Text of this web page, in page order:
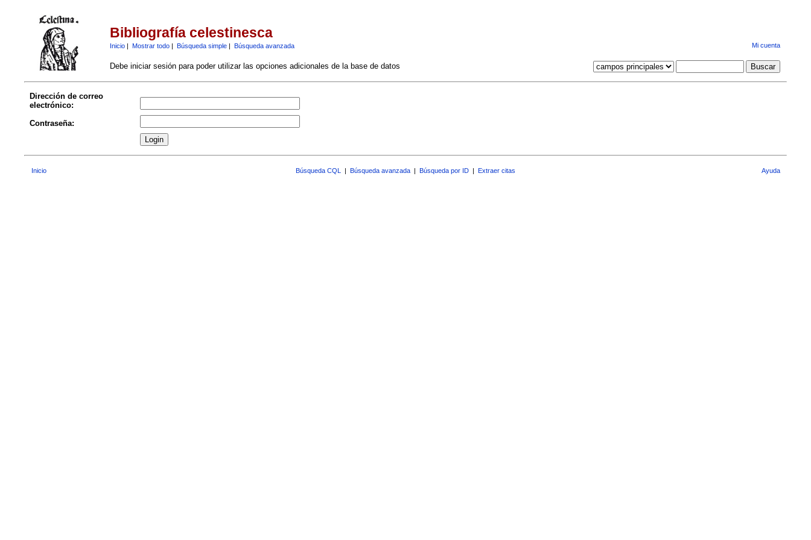
Bibliografía celestinesca
Inicio| Mostrar todo| Búsqueda simple| Búsqueda avanzada Mi cuenta
Debe iniciar sesión para poder utilizar las opciones adicionales de la base de datos
Dirección de correo
electrónico:
Contraseña:
Inicio Búsqueda CQL | Búsqueda avanzada | Búsqueda por ID | Extraer citas Ayuda